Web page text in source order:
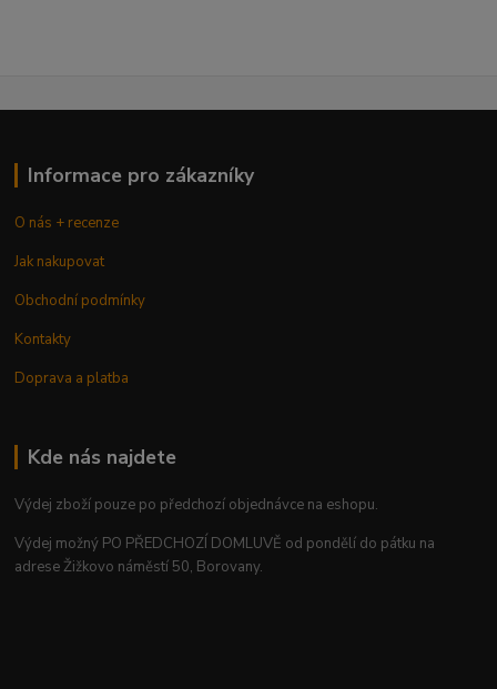
Informace pro zákazníky
O nás + recenze
Jak nakupovat
Obchodní podmínky
Kontakty
Doprava a platba
Kde nás najdete
Výdej zboží pouze po předchozí objednávce na eshopu.
Výdej možný PO PŘEDCHOZÍ DOMLUVĚ od pondělí do pátku na
adrese Žižkovo náměstí 50, Borovany.